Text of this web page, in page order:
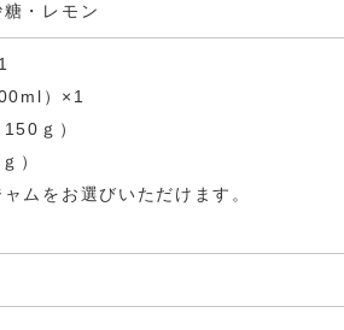
・レモン
）×1
ｇ）
）
ムをお選びいただけます。